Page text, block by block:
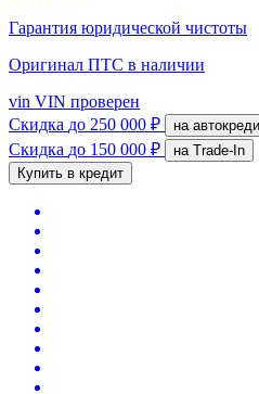
Гарантия юридической чистоты
Оригинал ПТС в наличии
vin VIN проверен
Скидка до 250 000 ₽ на
Скидка до 150 000 ₽
на Trade-In
Купить в кредит